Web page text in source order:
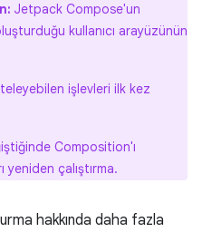
Jetpack Compose'un
kullanıcı arayüzünün
işlevleri ilk kez
Composition'ı
çalıştırma.
hakkında daha fazla